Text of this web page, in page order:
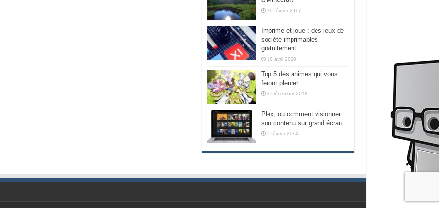
20 février 2017
Imprime et joue : des jeux de
société imprimables
gratuitement
10 avril 2020
Top 5 des animes qui vous
feront pleurer
8 Décembre 2018
Plex, ou comment visionner
son contenu sur grand écran
5 février 2014